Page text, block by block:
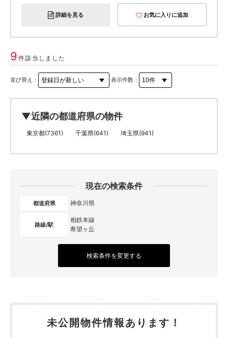
詳細を見る お気に入りに追加
9件該当しました
並び替え： 表示件数：
▼近隣の都道府県の物件
東京都(7361) 千葉県(641) 埼玉県(941)
現在の検索条件
都道府県 神奈川県
路線/駅
相鉄本線
希望ヶ丘
検索条件を変更する
未公開物件情報あります！